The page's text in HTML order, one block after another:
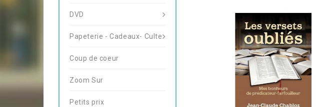
DVD
Papeterie - Cadeaux- Culte
Coup de coeur
Zoom Sur
Petits prix